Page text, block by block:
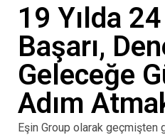
19 Yılda
Başarı,
Geleceğe
Adım
Eşin Group olarak geçmişten